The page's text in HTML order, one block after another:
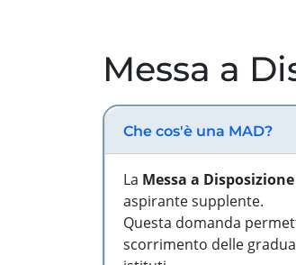
Messa a
Che cos'è una MAD?
La Messa a
aspirante supplente.
Questa domanda
scorrimento delle